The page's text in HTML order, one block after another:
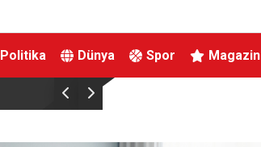
Politika Dünya Spor Magazin
Avrupa’da göçmen kaçakçılığı operasyonu: 3 gözaltı